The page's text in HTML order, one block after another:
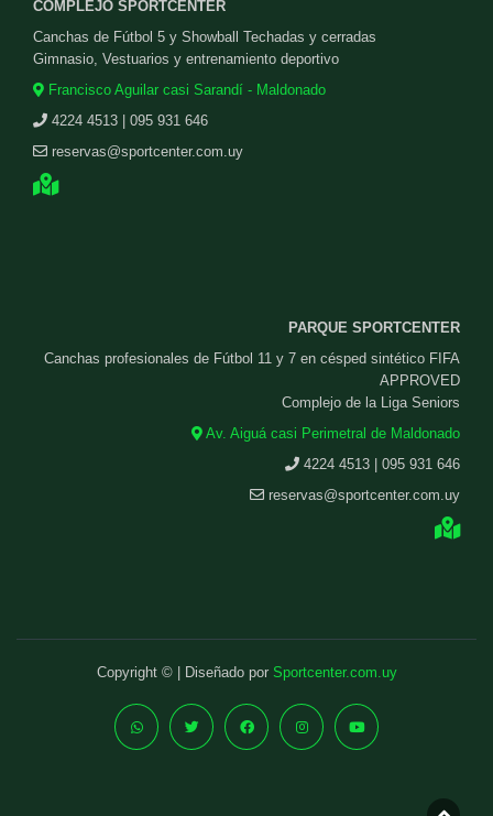
COMPLEJO SPORTCENTER
Canchas de Fútbol 5 y Showball Techadas y cerradas
Gimnasio, Vestuarios y entrenamiento deportivo
Francisco Aguilar casi Sarandí - Maldonado
4224 4513 | 095 931 646
reservas@sportcenter.com.uy
PARQUE SPORTCENTER
Canchas profesionales de Fútbol 11 y 7 en césped sintético FIFA
APPROVED
Complejo de la Liga Seniors
Av. Aiguá casi Perimetral de Maldonado
4224 4513 | 095 931 646
reservas@sportcenter.com.uy
Copyright © | Diseñado por Sportcenter.com.uy